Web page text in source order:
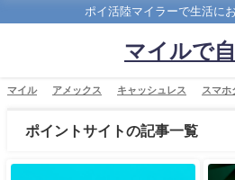
ポイ活陸マイラーで生活に
マイルで
マイル アメックス キャッシュレス スマホ
ポイントサイトの記事一覧